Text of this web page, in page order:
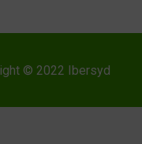
© 2022 Ibersyd